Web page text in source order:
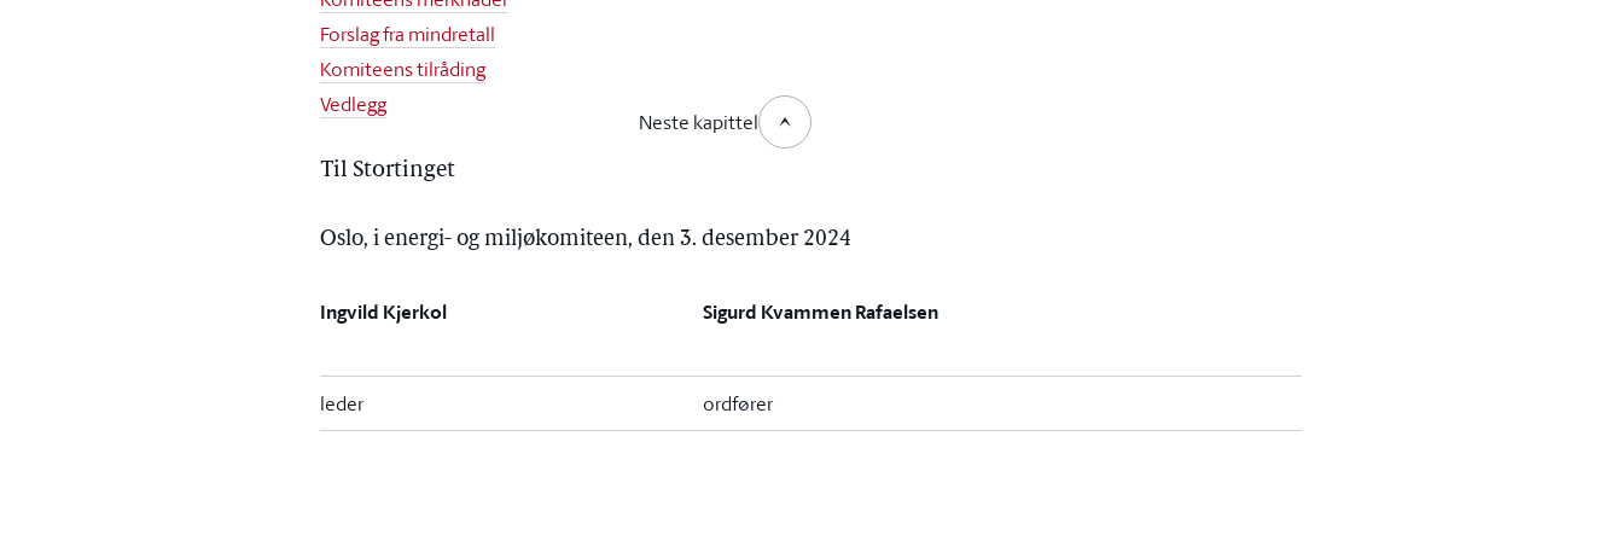
Forslag fra mindretall
Komiteens tilråding
Vedlegg
Neste kapittel
Til Stortinget
Oslo, i energi- og miljøkomiteen, den 3. desember 2024
Ingvild Kjerkol Sigurd Kvammen Rafaelsen
leder ordfører